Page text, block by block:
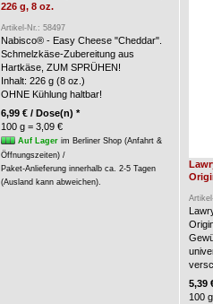
226 g, 8 oz.
Artikel-Nr.: 58497
Nabisco® - Easy Cheese "Cheddar".
Schmelzkäse-Zubereitung aus
Hartkäse, ZUM SPRÜHEN!
Inhalt: 226 g (8 oz.)
OHNE Kühlung haltbar!
6,99 € / Dose(n) *
100 g = 3,09 €
Auf Lagerim Berliner Shop (Anfahrt &
Öffnungszeiten) /
Paket-Anlieferung innerhalb ca. 2-5 Tagen
(Ausland kann abweichen).
5,39
100